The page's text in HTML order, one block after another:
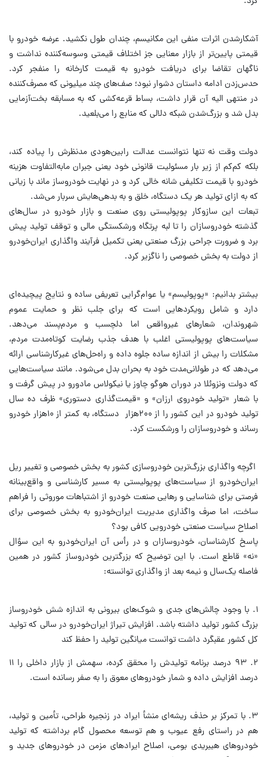
آشکارشدن اثرات منفی این مکانیسم، چندان طول نکشید. عرضه خودرو با
قیمتی پایین‌تر از بازار معنایی جز اختلاف قیمتی وسوسه‌کننده نداشت و
ناگهان تقاضا برای دریافت خودرو به قیمت کارخانه را منفجر کرد.
حدس‌زدن ادامه داستان دشوار نبود؛ صف‌های چند میلیونی که مصرف‌کننده
در منتهی الیه آن قرار داشت، بساط قرعه‌کشی که به مسابقه بخت‌آزمایی
بدل شد و بزرگ‌شدن شبکه دلالی که منابع را می‌بلعید.
دولت وقت نه تنها نتوانست عدالت رابین‌هودی مدنظرش را پیاده کند،
بلکه کم‌کم از زیر بار مسئولیت قانونی خود یعنی جبران مابه‌التفاوت هزینه
خودرو با قیمت تکلیفی شانه خالی کرد و در نهایت خودروساز ماند با زیانی
که به ازای تولید هر یک دستگاه، خلق و به بدهی‌هایش سربار می‌شد.
تبعات این سازوکار پوپولیستی روی صنعت و بازار خودرو در سال‌های
گذشته خودروسازان را تا لبه پرتگاه ورشکستگی مالی و توقف تولید پیش
برد و ضرورت جراحی بزرگ صنعتی یعنی تکمیل فرآیند واگذاری ایران‌خودرو
از دولت به بخش خصوصی را ناگزیر کرد.
بیشتر بدانیم: «پوپولیسم» یا عوام‌گرایی تعریفی ساده‌ و نتایج پیچیده‌ای
دارد و شامل رویکردهایی است که برای جلب نظر و حمایت عموم
شهروندان، شعارهای غیرواقعی اما دلچسب و مردم‌پسند می‌دهد.
سیاست‌های پوپولیستی اغلب با هدف جذب رضایت کوتاه‌مدت مردم،
مشکلات را بیش از اندازه ساده جلوه داده و راه‌حل‌های غیرکارشناسی ارائه
می‌دهد که در طولانی‌مدت خود به بحران بدل می‌شود. مانند سیاست‌هایی
که دولت ونزوئلا در دوران هوگو چاوز یا نیکولاس مادورو در پیش گرفت و
با شعار «تولید خودروی ارزان» و «قیمت‌گذاری دستوری» ظرف ده سال
تولید خودرو در این کشور را از ۲۰۰هزار دستگاه، به کمتر از ۱۰هزار خودرو
رساند و خودروسازان را ورشکست کرد.
اگرچه واگذاری بزرگ‌ترین خودروسازی کشور به بخش خصوصی و تغییر ریل
ایران‌خودرو از سیاست‌های پوپولیستی به مسیر کارشناسی و واقع‌بینانه
فرصتی برای شناسایی و رهایی صنعت خودرو از اشتباهات موروثی را فراهم
ساخت، اما صرف واگذاری مدیریت ایران‌خودرو به بخش خصوصی برای
اصلاح سیاست صنعتی خودرویی کافی بود؟
پاسخ کارشناسان، خودروسازان و در رأس آن ایران‌خودرو به این سؤال
«نه» قاطع است. با این توضیح که بزرگترین خودروساز کشور در همین
فاصله یک‌سال و نیمه بعد از واگذاری توانسته:
۱. با وجود چالش‌های جدی و شوک‌های بیرونی به اندازه شش خودروساز
بزرگ کشور تولید داشته باشد. افزایش تیراژ ایران‌خودرو در سالی که تولید
کل کشور عقبگرد داشت توانست میانگین تولید را حفظ کند
۲. ۹۳ درصد برنامه تولیدش را محقق کرده، سهمش از بازار داخلی را ۱۱
درصد افزایش داده و شمار خودروهای معوق را به صفر رسانده است.
۳. با تمرکز بر حذف ریشه‌ای منشأ ایراد در زنجیره طراحی، تأمین و تولید،
هم در راستای رفع عیوب و هم توسعه محصول گام برداشته که تولید
خودروهای هیبریدی بومی، اصلاح ایرادهای مزمن در خودروهای جدید و